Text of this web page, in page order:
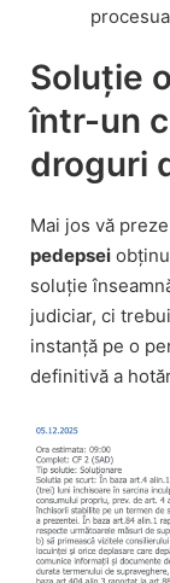
Soluție
într-un
droguri
Mai jos vă
pedepsei
soluție
judiciar, ci
instanță pe o
definitivă a